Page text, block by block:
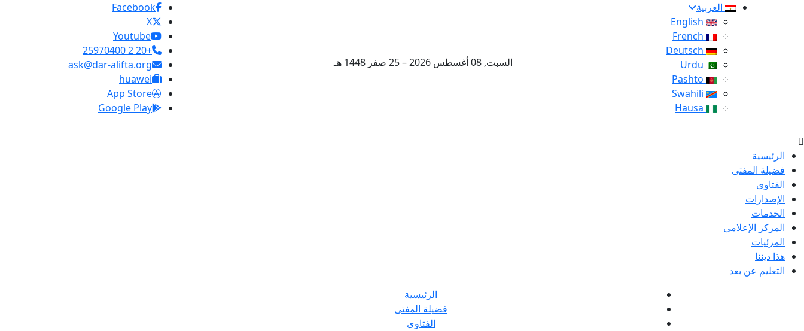
العربية
السبت, 08 أغسطس 2026 – 25 صفر 1448 هـ
Facebook
X
Youtube
+20 2 25970400
ask@dar-alifta.org
huawei
App Store
Google Play
الرئيسية
فضيلة المفتى
الفتاوى
الإصدارات
الخدمات
المركز الإعلامى
المرئيات
هذا ديننا
التعليم عن بعد
الرئيسية
فضيلة المفتى
الفتاوى